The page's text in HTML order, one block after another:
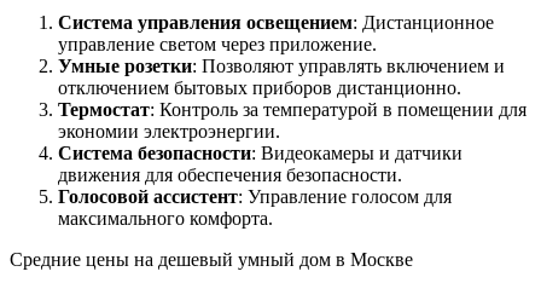
Система управления освещением: Дистанционное
управление светом через приложение.
Умные розетки: Позволяют управлять включением и
отключением бытовых приборов дистанционно.
Термостат: Контроль за температурой в помещении для
экономии электроэнергии.
Система безопасности: Видеокамеры и датчики
движения для обеспечения безопасности.
Голосовой ассистент: Управление голосом для
максимального комфорта.
Средние цены на дешевый умный дом в Москве